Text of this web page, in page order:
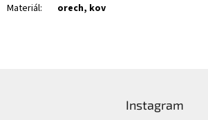
Materiál: orech, kov
Instagram